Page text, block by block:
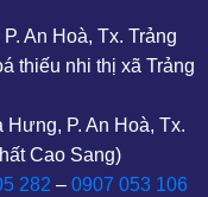
An Hoà, Tx. Trảng
thiếu nhi thị xã Trảng
Hưng, P. An Hoà, Tx.
Cao Sang)
282 – 0907 053 106